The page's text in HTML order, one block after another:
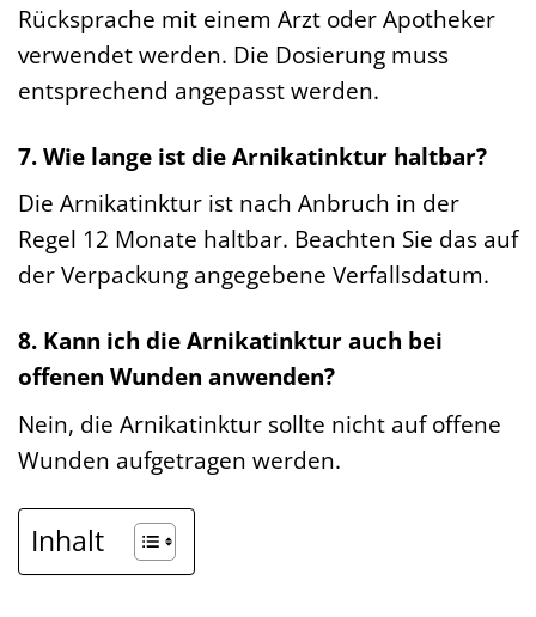
Rücksprache mit einem Arzt oder Apotheker
verwendet werden. Die Dosierung muss
entsprechend angepasst werden.
7. Wie lange ist die Arnikatinktur haltbar?
Die Arnikatinktur ist nach Anbruch in der
Regel 12 Monate haltbar. Beachten Sie das auf
der Verpackung angegebene Verfallsdatum.
8. Kann ich die Arnikatinktur auch bei
offenen Wunden anwenden?
Nein, die Arnikatinktur sollte nicht auf offene
Wunden aufgetragen werden.
Inhalt